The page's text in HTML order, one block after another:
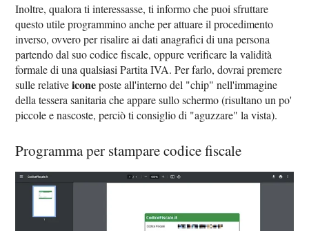
Inoltre, qualora ti interessasse, ti informo che puoi sfruttare
questo utile programmino anche per attuare il procedimento
inverso, ovvero per risalire ai dati anagrafici di una persona
partendo dal suo codice fiscale, oppure verificare la validità
formale di una qualsiasi Partita IVA. Per farlo, dovrai premere
sulle relativeiconeposte all'interno del "chip" nell'immagine
della tessera sanitaria che appare sullo schermo (risultano un po'
piccole e nascoste, perciò ti consiglio di "aguzzare" la vista).
Programma per stampare codice fiscale